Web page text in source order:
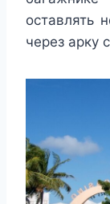
оставлять
через арку